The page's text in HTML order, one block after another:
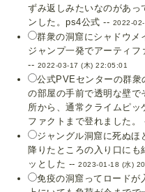
ずみ返しみたいなのがあ
ンした。ps4公式 -- 2022-
群衆の洞窟にシャドウメ
ジャンプ一発でアーティフ
-- 2022-03-17 (木) 22:05:01
公式PVEセンターの群
の部屋の手前で透明な壁
所から、通常クライムピッ
ファクトまで登れました
ジャングル洞窟に死ぬほ
降りたところの入り口に
ッとした --2023-01-18 (水)
免疫の洞窟ってロードが